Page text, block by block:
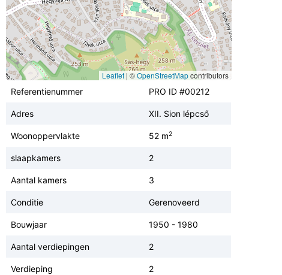
Leaflet | ©OpenStreetMapcontributors
Referentienummer
PRO ID #00212
Adres XII. Sion lépcső
Woonoppervlakte 52 m2
slaapkamers 2
Aantal kamers 3
Conditie Gerenoveerd
Bouwjaar 1950 - 1980
Aantal verdiepingen 2
Verdieping 2